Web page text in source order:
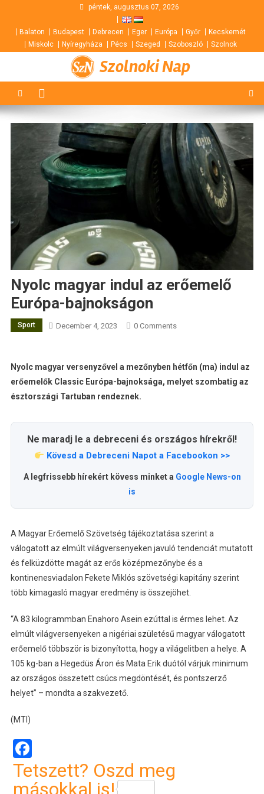
content
péntek, augusztus 07, 2026
Balaton Budapest Debrecen Eger Európa Győr
Kecskemét
Miskolc
Nyíregyháza Pécs Szeged Szoboszló Szolnok
Szolnoki Nap
Nyolc magyar indul az erőemelő
Európa-bajnokságon
Sport December 4, 2023 0 Comments
Nyolc magyar versenyzővel a mezőnyben hétfőn (ma) indul az
erőemelők Classic Európa-bajnoksága, melyet szombatig az
észtországi Tartuban rendeznek.
Ne maradj le a debreceni és országos hírekről!
Kövesd a Debreceni Napot a Facebookon >>
A legfrissebb hírekért kövess minket a Google News-on
is
A Magyar Erőemelő Szövetség tájékoztatása szerint a
válogatott az elmúlt világversenyeken javuló tendenciát mutatott
és felküzdötte magát az erős középmezőnybe és a
kontinenesviadalon Fekete Miklós szövetségi kapitány szerint
több kimagasló magyar eredmény is összejöhet.
“A 83 kilogrammban Enahoro Asein ezúttal is érmes lehet. Az
elmúlt világversenyeken a nigériai születésű magyar válogatott
erőemelő többször is bizonyította, hogy a világelitben a helye. A
105 kg-ban a Hegedüs Áron és Mata Erik duótól várjuk minimum
az országos összetett csúcs megdöntését, és pontszerző
helyet” – mondta a szakvezető.
(MTI)
Tetszett? Oszd meg